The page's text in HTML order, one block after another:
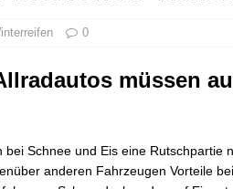
0
müssen
Schnee und Eis eine Rutschpartie
anderen Fahrzeugen Vorteile